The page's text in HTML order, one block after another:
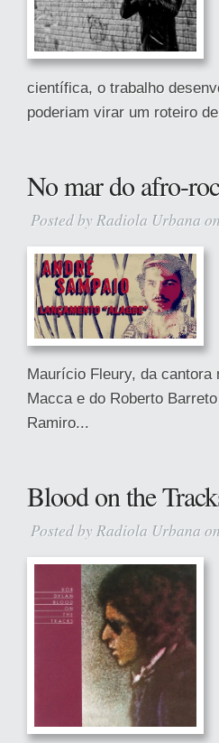
científica, o trabalho
poderiam virar um roteiro
No mar do afro-
Posted by Radiola Urbana
Maurício Fleury, da cantora
Macca e do Roberto
Ramiro...
Blood on the
Posted by Radiola Urbana